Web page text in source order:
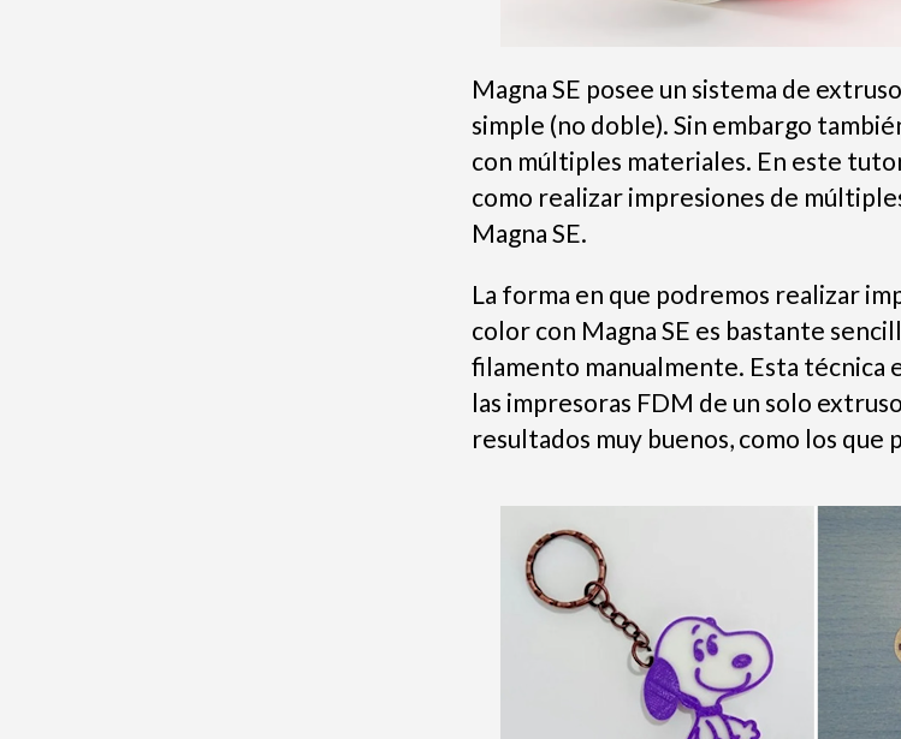
Magna SE posee un sistema de
simple (no doble). Sin embargo
con múltiples materiales. En este
como realizar impresiones de
Magna SE.
La forma en que podremos realizar
color con Magna SE es bastante
filamento manualmente. Esta técnica
las impresoras FDM de un solo
resultados muy buenos, como los que